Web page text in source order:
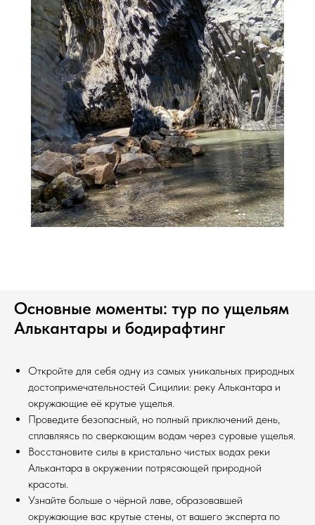
Основные моменты: тур по ущельям
Алькантары и бодирафтинг
Откройте для себя одну из самых уникальных природных
достопримечательностей Сицилии: реку Алькантара и
окружающие её крутые ущелья.
Проведите безопасный, но полный приключений день,
сплавляясь по сверкающим водам через суровые ущелья.
Восстановите силы в кристально чистых водах реки
Алькантара в окружении потрясающей природной
красоты.
Узнайте больше о чёрной лаве, образовавшей
окружающие вас крутые стены, от вашего эксперта по